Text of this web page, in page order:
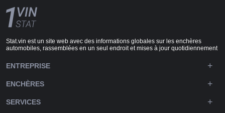
Stat.vin est un site web avec des informations globales sur les enchères
automobiles, rassemblées en un seul endroit et mises à jour quotidiennement
ENTREPRISE
ENCHÈRES
SERVICES